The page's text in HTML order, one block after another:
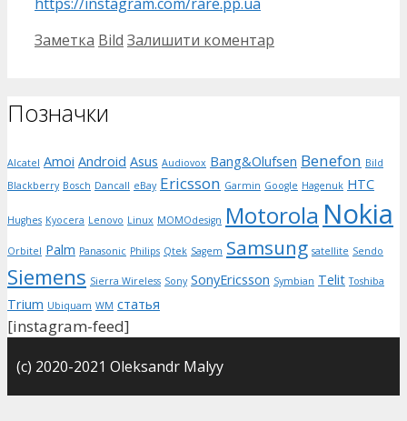
Категорії
Заметка Позначки
Bild Залишити коментар
Позначки
Alcatel Amoi Android Asus Audiovox Bang&Olufsen Benefon Bild
Blackberry Bosch Dancall eBay Ericsson Garmin Google Hagenuk HTC
Hughes Kyocera Lenovo Linux MOMOdesign Motorola Nokia
Orbitel Palm Panasonic Philips Qtek Sagem Samsung satellite Sendo
Siemens Sierra Wireless Sony SonyEricsson Symbian Telit Toshiba
Trium Ubiquam WM статья
[instagram-feed]
(с) 2020-2021 Oleksandr Malyy